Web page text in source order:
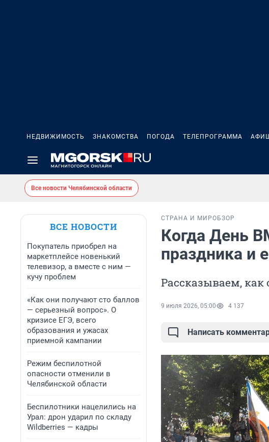
НЕДВИЖИМОСТЬ ЗНАКОМСТВА ПОГОДА ТЕЛЕПРОГРАММА
Все новости Челябинской области
ВСЕ НОВОСТИ
Покупатель приобрел на
маркетплейсе новенький
телевизор, а вместе с ним —
кучу проблем
«Как они получают сто баллов
— серьезный вопрос». О
кризисе ЕГЭ, всего
образования и ужасах
приемной кампании
Режим беспилотной
опасности отменили в
Челябинской области
Беспилотники нацелились на
Урал: дрон ударил по складу
Wildberries — кадры
СТРАНА И МИРОБЗОР
Когда День
праздника и
Рассказываем, как
9 июля 2026, 05:00 4 137
Написать